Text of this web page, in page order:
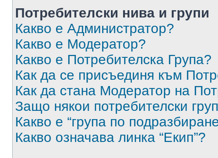
Потребителски нива и групи
Какво е Администратор?
Какво е Модератор?
Какво е Потребителска Група?
Как да се присъединя към
Как да стана Модератор на
Защо някои потребителски
Какво е “група по
Какво означава линка “Екип”?